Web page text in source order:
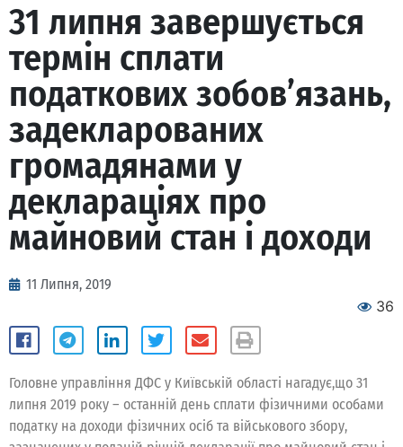
31 липня завершується
термін сплати
податкових зобов’язань,
задекларованих
громадянами у
деклараціях про
майновий стан і доходи
11 Липня, 2019
36
Головне управління ДФС у Київській області нагадує,що 31
липня 2019 року – останній день сплати фізичними особами
податку на доходи фізичних осіб та військового збору,